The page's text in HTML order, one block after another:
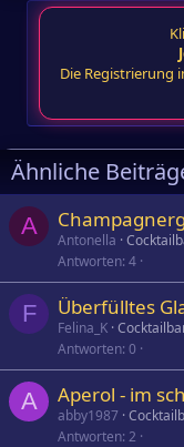
Die Registrierung
Ähnliche
A
Antonella
Antworten 4
F Überfülltes
Felina_K
Antworten 0
A Aperol - im
abby1987
Antworten 2